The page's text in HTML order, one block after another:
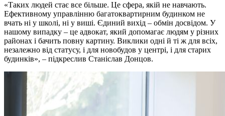
«Таких людей стає все більше. Це сфера, якій не навчають.
Ефективному управлінню багатоквартирним будинком не
вчать ні у школі, ні у виші. Єдиний вихід – обмін досвідом. У
нашому випадку – це адвокат, який допомагає людям у різних
районах і бачить повну картину. Виклики одні й ті ж для всіх,
незалежно від статусу, і для новобудов у центрі, і для старих
будинків», – підкреслив Станіслав Донцов.